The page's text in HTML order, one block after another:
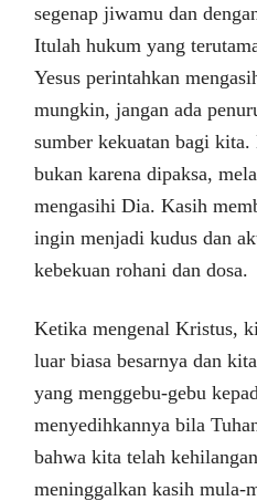
segenap jiwamu dan
Itulah hukum yang
Yesus perintahkan
mungkin, jangan ada
sumber kekuatan bagi
bukan karena dipaksa,
mengasihi Dia. Kasih
ingin menjadi kudus dan
kebekuan rohani dan dosa.
Ketika mengenal Kristus,
luar biasa besarnya dan
yang menggebu-gebu
menyedihkannya bila
bahwa kita telah
meninggalkan kasih mula-